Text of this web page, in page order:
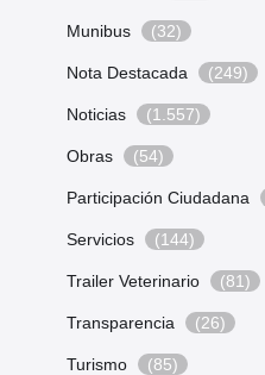
Munibus (32)
Nota Destacada (249)
Noticias (1.557)
Obras (54)
Participación Ciudadana
Servicios (144)
Trailer Veterinario (81)
Transparencia (26)
Turismo (85)